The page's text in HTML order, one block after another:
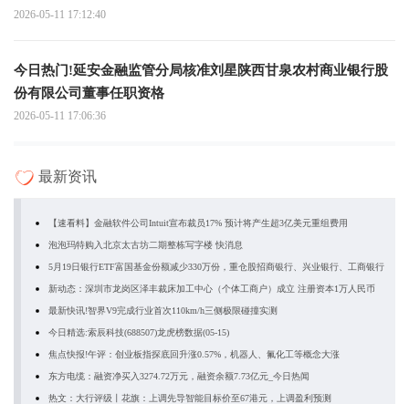
2026-05-11 17:12:40
今日热门!延安金融监管分局核准刘星陕西甘泉农村商业银行股
份有限公司董事任职资格
2026-05-11 17:06:36
最新资讯
【速看料】金融软件公司Intuit宣布裁员17% 预计将产生超3亿美元重组费用
泡泡玛特购入北京太古坊二期整栋写字楼 快消息
5月19日银行ETF富国基金份额减少330万份，重仓股招商银行、兴业银行、工商银行
新动态：深圳市龙岗区泽丰裁床加工中心（个体工商户）成立 注册资本1万人民币
最新快讯!智界V9完成行业首次110km/h三侧极限碰撞实测
今日精选:索辰科技(688507)龙虎榜数据(05-15)
焦点快报!午评：创业板指探底回升涨0.57%，机器人、氟化工等概念大涨
东方电缆：融资净买入3274.72万元，融资余额7.73亿元_今日热闻
热文：大行评级丨花旗：上调先导智能目标价至67港元，上调盈利预测